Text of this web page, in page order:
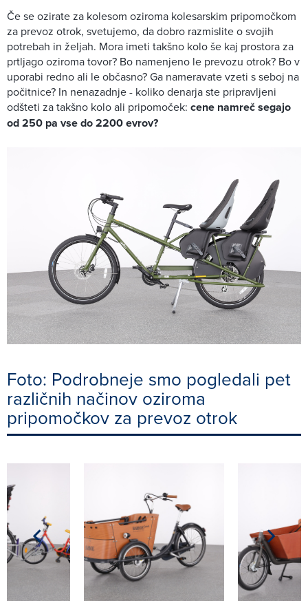
Če se ozirate za kolesom oziroma kolesarskim pripomočkom
za prevoz otrok, svetujemo, da dobro razmislite o svojih
potrebah in željah. Mora imeti takšno kolo še kaj prostora za
prtljago oziroma tovor? Bo namenjeno le prevozu otrok? Bo v
uporabi redno ali le občasno? Ga nameravate vzeti s seboj na
počitnice? In nenazadnje - koliko denarja ste pripravljeni
odšteti za takšno kolo ali pripomoček: cene namreč segajo
od 250 pa vse do 2200 evrov?
Foto: Podrobneje smo pogledali pet
različnih načinov oziroma
pripomočkov za prevoz otrok